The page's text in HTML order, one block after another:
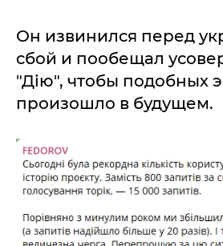
Он извинился перед
сбой и пообещал
"Дію", чтобы подобных
произошло в будущем.